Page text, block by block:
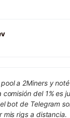
a 2Miners y
del 1% es
bot de Telegram
mis rigs a distancia.